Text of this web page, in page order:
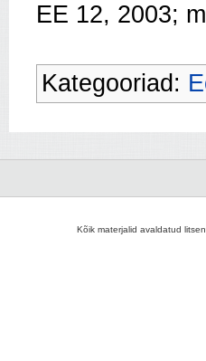
EE 12, 2003;
Kategooriad:
Kõik materjalid avaldatud